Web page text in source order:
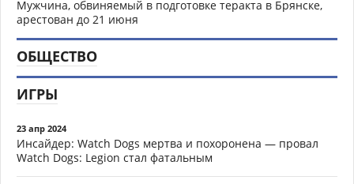
Мужчина, обвиняемый в подготовке теракта в Брянске,
арестован до 21 июня
ОБЩЕСТВО
ИГРЫ
23 апр 2024
Инсайдер: Watch Dogs мертва и похоронена — провал
Watch Dogs: Legion стал фатальным